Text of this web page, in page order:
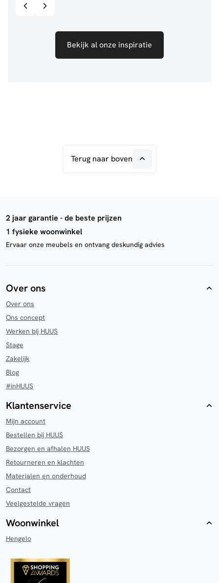
Bekijk al onze inspiratie
Terug naar boven
2 jaar garantie - de beste prijzen
1 fysieke woonwinkel
Ervaar onze meubels en ontvang deskundig advies
Over ons
Over ons
Ons concept
Werken bij HUUS
Stage
Zakelijk
Blog
#inHUUS
Klantenservice
Mijn account
Bestellen bij HUUS
Bezorgen en afhalen HUUS
Retourneren en klachten
Materialen en onderhoud
Contact
Veelgestelde vragen
Woonwinkel
Hengelo